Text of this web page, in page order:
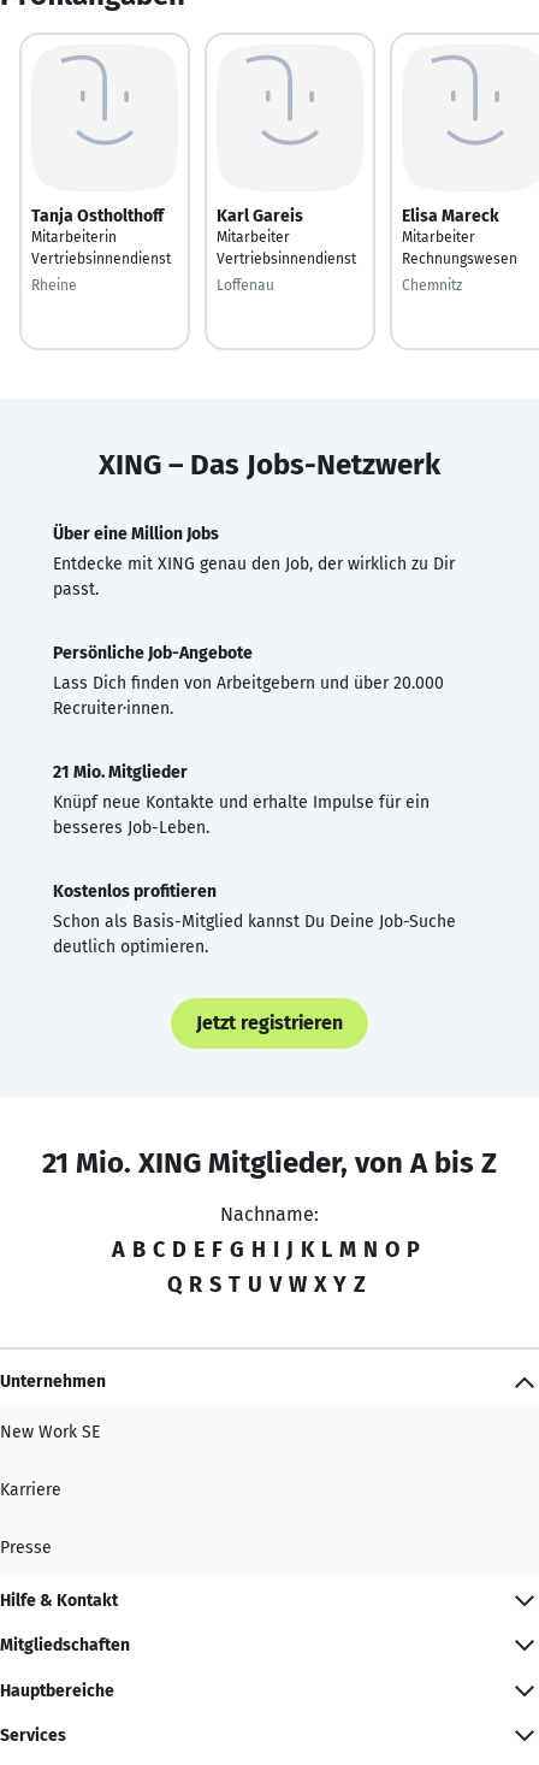
Tanja Ostholthoff
Mitarbeiterin
Vertriebsinnendienst
Rheine
Karl Gareis
Mitarbeiter
Vertriebsinnendienst
Loffenau
Elisa Mareck
Mitarbeiter
Rechnungswesen
Chemnitz
XING – Das Jobs-Netzwerk
Über eine Million Jobs
Entdecke mit XING genau den Job, der wirklich zu Dir
passt.
Persönliche Job-Angebote
Lass Dich finden von Arbeitgebern und über 20.000
Recruiter·innen.
21 Mio. Mitglieder
Knüpf neue Kontakte und erhalte Impulse für ein
besseres Job-Leben.
Kostenlos profitieren
Schon als Basis-Mitglied kannst Du Deine Job-Suche
deutlich optimieren.
Jetzt registrieren
21 Mio. XING Mitglieder, von A bis Z
Nachname:
A B C D E F G H I J K L M N O P
Q R S T U V W X Y Z
Unternehmen
New Work SE
Karriere
Presse
Hilfe & Kontakt
Mitgliedschaften
Hauptbereiche
Services